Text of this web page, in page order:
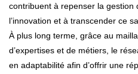
contribuent à repenser la gestion
l’innovation et à transcender ce
À plus long terme, grâce au
d’expertises et de métiers, le
en adaptabilité afin d’offrir une